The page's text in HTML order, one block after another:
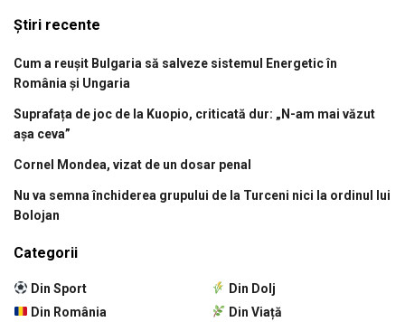
Știri recente
Cum a reușit Bulgaria să salveze sistemul Energetic în
România și Ungaria
Suprafața de joc de la Kuopio, criticată dur: „N-am mai văzut
așa ceva”
Cornel Mondea, vizat de un dosar penal
Nu va semna închiderea grupului de la Turceni nici la ordinul lui
Bolojan
Categorii
Din Sport
Din România
Din Dolj
Din Viață